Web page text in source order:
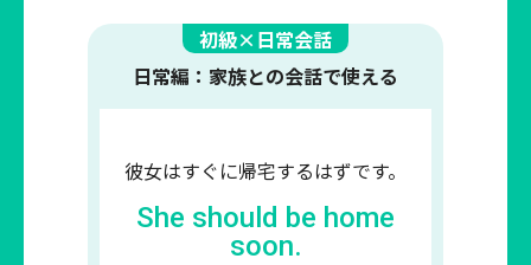
初級×日常会話
日常編：飲食店の注文で使える
お願いします。
I'll have the steak and
the Caesar salad,